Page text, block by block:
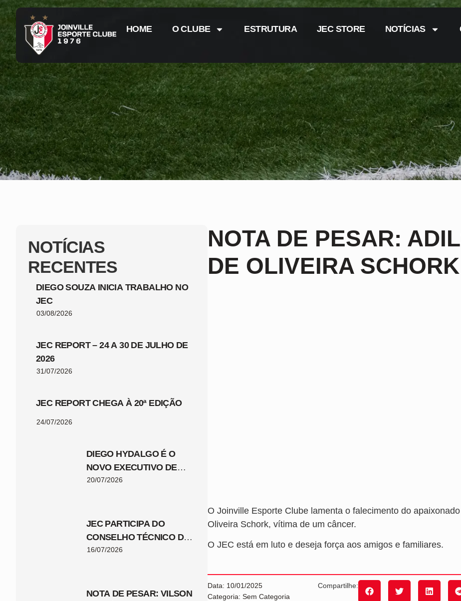
HOME O CLUBE ESTRUTURA JEC STORE NOTÍCIAS
NOTÍCIAS
RECENTES
DIEGO SOUZA INICIA TRABALHO NO
JEC
03/08/2026
JEC REPORT – 24 A 30 DE JULHO DE
2026
31/07/2026
JEC REPORT CHEGA À 20ª EDIÇÃO
24/07/2026
DIEGO HYDALGO É O
NOVO EXECUTIVO DE
FUTEBOL DO JEC
20/07/2026
JEC PARTICIPA DO
CONSELHO TÉCNICO DA
COPA SANTA CATARINA
16/07/2026
NOTA DE PESAR: VILSON
NOTA DE PESAR:
DE OLIVEIRA SCHORK
O Joinville Esporte Clube lamenta o falecimento do
Oliveira Schork, vítima de um câncer.
O JEC está em luto e deseja força aos amigos e familiares.
Data: 10/01/2025
Categoria: Sem Categoria
Compartilhe: